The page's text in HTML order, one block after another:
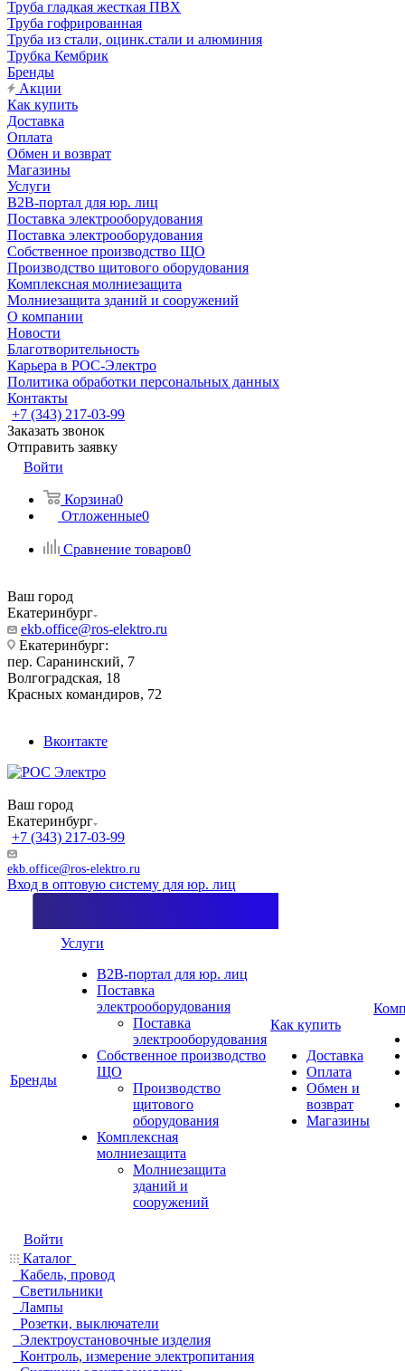
Труба гладкая жесткая ПВХ
Труба гофрированная
Труба из стали, оцинк.стали и алюминия
Трубка Кембрик
Бренды
Акции
Как купить
Доставка
Оплата
Обмен и возврат
Магазины
Услуги
B2B-портал для юр. лиц
Поставка электрооборудования
Поставка электрооборудования
Собственное производство ЩО
Производство щитового оборудования
Комплексная молниезащита
Молниезащита зданий и сооружений
О компании
Новости
Благотворительность
Карьера в РОС-Электро
Политика обработки персональных данных
Контакты
+7 (343) 217-03-99
Заказать звонок
Отправить заявку
Войти
Корзина0
Отложенные0
Сравнение товаров0
Ваш город
Екатеринбург
ekb.office@ros-elektro.ru
Екатеринбург:
пер. Саранинский, 7
Волгоградская, 18
Красных командиров, 72
Вконтакте
Ваш город
Екатеринбург
+7 (343) 217-03-99
ekb.office@ros-elektro.ru
Вход в оптовую систему для юр. лиц
Бренды
Услуги
B2B-портал для юр. лиц
Поставка
электрооборудования
Поставка
электрооборудования
Собственное производство
ЩО
Производство
щитового
оборудования
Комплексная
молниезащита
Молниезащита
зданий и
сооружений
Как купить
Доставка
Оплата
Обмен и
возврат
Магазины
Войти
Каталог
Кабель, провод
Светильники
Лампы
Розетки, выключатели
Электроустановочные изделия
Контроль, измерение электропитания